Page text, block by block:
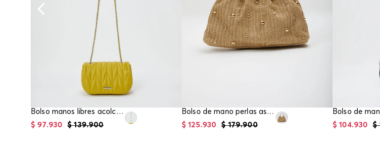
Bolso manos libres acolchado herraje frontal
$ 139.900
$ 97.930
Bolso de mano perlas asas metalicas
$ 179.900
$ 125.930
Bolso de
$
$ 104.930